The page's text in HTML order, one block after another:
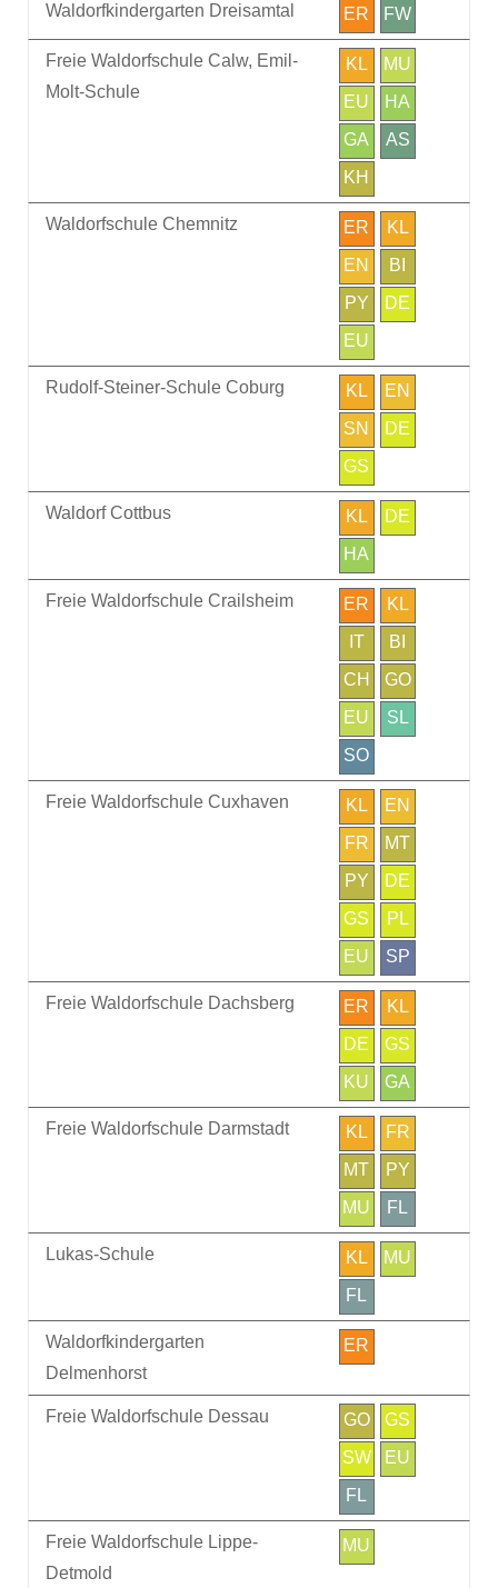
Waldorfkindergarten Dreisamtal ER FW
Freie Waldorfschule Calw, Emil-
Molt-Schule
KL
MU
EU
HA
GA
AS
KH
Waldorfschule Chemnitz ER
KL
EN
BI
PY
DE
EU
Rudolf-Steiner-Schule Coburg KL
EN
SN
DE
GS
Waldorf Cottbus KL
DE
HA
Freie Waldorfschule Crailsheim ER
KL
IT
BI
CH
GO
EU
SL
SO
Freie Waldorfschule Cuxhaven KL
EN
FR
MT
PY
DE
GS
PL
EU
SP
Freie Waldorfschule Dachsberg ER
KL
DE
GS
KU
GA
Freie Waldorfschule Darmstadt KL
FR
MT
PY
MU
FL
Lukas-Schule KL
MU
FL
Waldorfkindergarten
Delmenhorst
ER
Freie Waldorfschule Dessau GO
GS
SW
EU
FL
Freie Waldorfschule Lippe-
Detmold
MU